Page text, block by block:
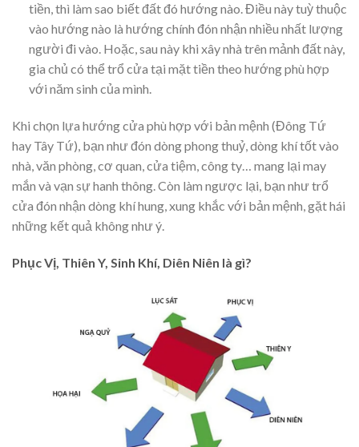
tiền, thì làm sao biết đất đó hướng nào. Điều này tuỳ thuộc
vào hướng nào là hướng chính đón nhận nhiều nhất lượng
người đi vào. Hoặc, sau này khi xây nhà trên mảnh đất này,
gia chủ có thể trổ cửa tại mặt tiền theo hướng phù hợp
với năm sinh của mình.
Khi chọn lựa hướng cửa phù hợp với bản mệnh (Đông Tứ
hay Tây Tứ), bạn như đón dòng phong thuỷ, dòng khí tốt vào
nhà, văn phòng, cơ quan, cửa tiệm, công ty… mang lại may
mắn và vạn sự hanh thông. Còn làm ngược lại, bạn như trổ
cửa đón nhận dòng khí hung, xung khắc với bản mệnh, gặt hái
những kết quả không như ý.
Phục Vị, Thiên Y, Sinh Khí, Diên Niên là gì?